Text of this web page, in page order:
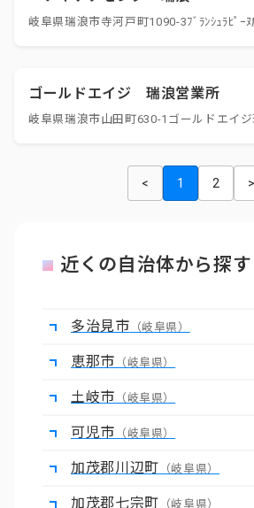
岐阜県瑞浪市寺河戸町1090-3ﾌﾞﾗﾝｼｭﾗﾋﾟｰ
ゴールドエイジ 瑞浪営業所
岐阜県瑞浪市山田町630-1ゴールドエイジ
< 1 2 >
近くの自治体から探す
多治見市 （岐阜県）
恵那市 （岐阜県）
土岐市 （岐阜県）
可児市 （岐阜県）
加茂郡川辺町 （岐阜県）
加茂郡七宗町 （岐阜県）